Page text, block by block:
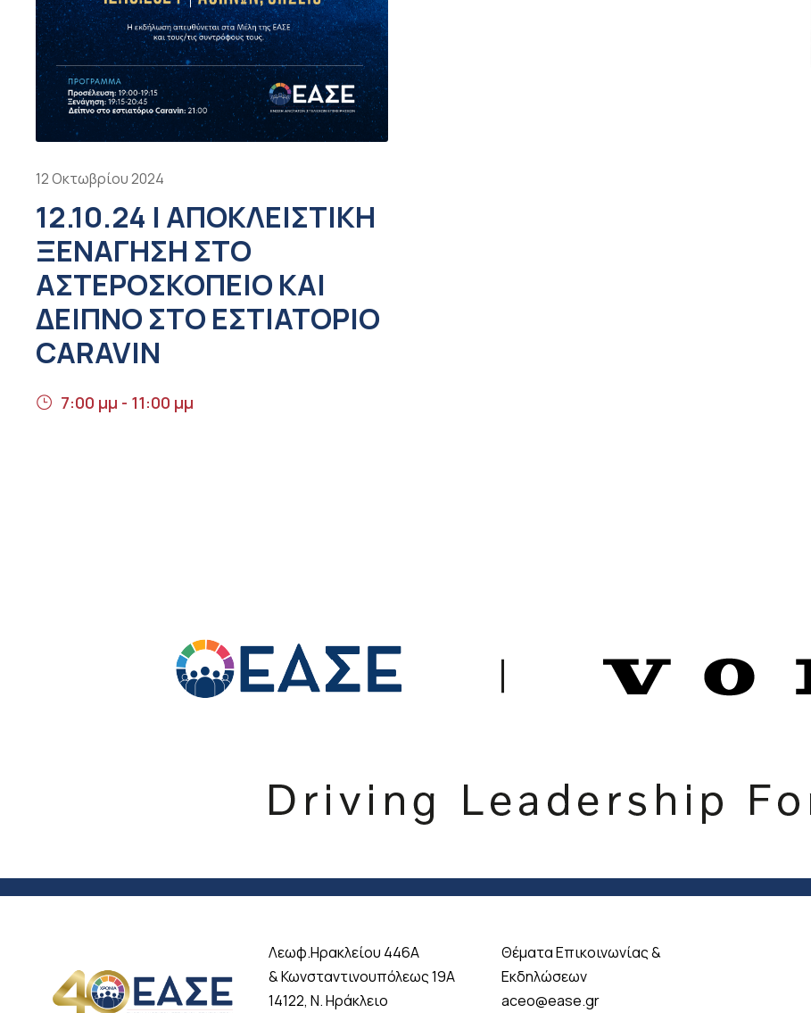
12 Οκτωβρίου 2024
12.10.24 | ΑΠΟΚΛΕΙΣΤΙΚΉ
ΞΕΝΆΓΗΣΗ ΣΤΟ
ΑΣΤΕΡΟΣΚΟΠΕΊΟ ΚΑΙ
ΔΕΊΠΝΟ ΣΤΟ ΕΣΤΙΑΤΌΡΙΟ
CARAVIN
7:00 μμ - 11:00 μμ
Λεωφ.Ηρακλείου 446A
& Κωνσταντινουπόλεως 19A
14122, Ν. Ηράκλειο
Θέματα Επικοινωνίας &
Εκδηλώσεων
aceo@ease.gr